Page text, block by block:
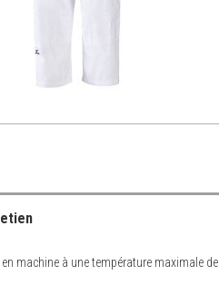
en machine à une température maximale